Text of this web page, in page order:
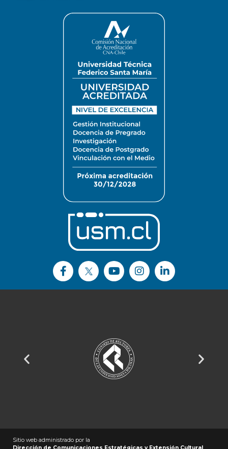
Sitio web administrado por la
Dirección de Comunicaciones Estratégicas y Extensión Cultural